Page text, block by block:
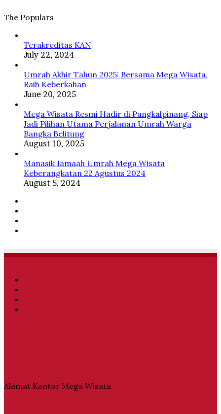
Disayangi
The Populars
Terakreditas KAN
July 22, 2024
Umrah Akhir Tahun 2025: Bersama Mega Wisata,
Raih Keberkahan
June 20, 2025
Mega Wisata Resmi Hadir di Pangkalpinang, Siap
Jadi Pilihan Utama Perjalanan Umrah Warga
Bangka Belitung
August 10, 2025
Manasik Jamaah Umrah Mega Wisata
Keberangkatan 22 Agustus 2024
August 5, 2024
Alamat Kantor Mega Wisata